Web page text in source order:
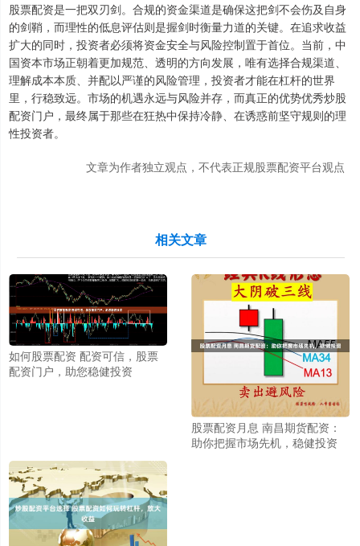
股票配资是一把双刃剑。合规的资金渠道是确保这把剑不会伤及自身
的剑鞘，而理性的低息评估则是握剑时衡量力道的关键。在追求收益
扩大的同时，投资者必须将资金安全与风险控制置于首位。当前，中
国资本市场正朝着更加规范、透明的方向发展，唯有选择合规渠道、
理解成本本质、并配以严谨的风险管理，投资者才能在杠杆的世界
里，行稳致远。市场的机遇永远与风险并存，而真正的优势优秀炒股
配资门户，最终属于那些在狂热中保持冷静、在诱惑前坚守规则的理
性投资者。
文章为作者独立观点，不代表正规股票配资平台观点
相关文章
如何股票配资 配资可信，股票
配资门户，助您稳健投资
股票配资月息 南昌期货配资：
助你把握市场先机，稳健投资